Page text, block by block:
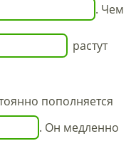
. Чем
растут
пополняется
. Он медленно